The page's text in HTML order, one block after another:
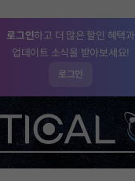
로그인하고 더 많은 할인 혜택과
업데이트 소식을 받아보세요!
로그인